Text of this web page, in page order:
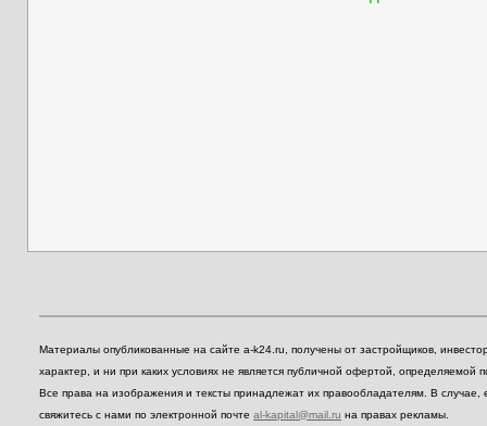
Материалы опубликованные на сайте a-k24.ru, получены от застройщиков,
характер, и ни при каких условиях не является публичной офертой,
Все права на изображения и тексты принадлежат их правообладателям. В
свяжитесь с нами по электронной почте al-kapital@mail.ru на правах рекламы.